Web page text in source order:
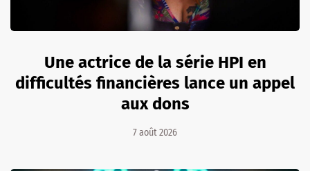
Une actrice de la série HPI en
difficultés financières lance un appel
aux dons
7 août 2026